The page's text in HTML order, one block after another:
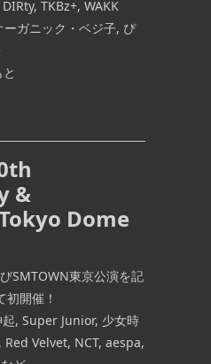
TKBz+, WAKK
ガニック・ベジ子, ぴ
&
Dome
SMTOWN東京公演を記
開催！
起, Super Junior, 少女時
Red Velvet, NCT, aespa,